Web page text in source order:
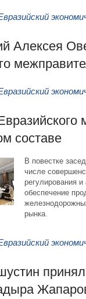
Алексея
составе
В повестке
числе
регулирования и
обеспечение
рынка.
принял